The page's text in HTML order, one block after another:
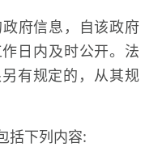
府信息，自该政府
日内及时公开。法
有规定的，从其规
括下列内容: